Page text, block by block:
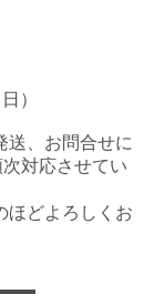
）
送、お問合せに
対応させてい
ほどよろしくお